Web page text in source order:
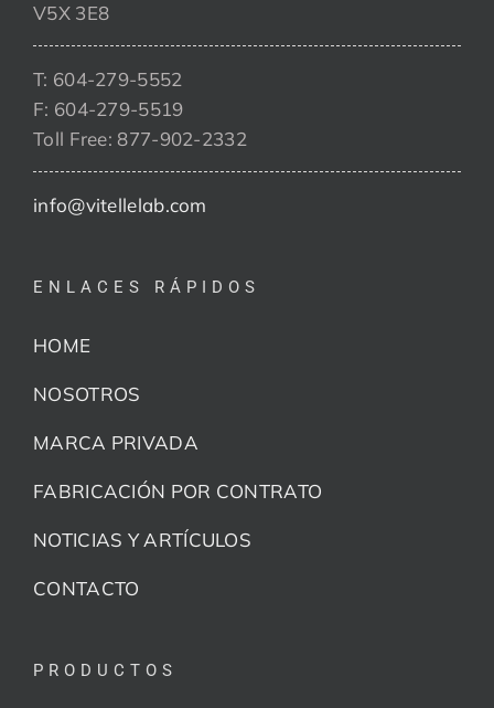
V5X 3E8
T: 604-279-5552
F: 604-279-5519
Toll Free: 877-902-2332
info@vitellelab.com
ENLACES RÁPIDOS
HOME
NOSOTROS
MARCA PRIVADA
FABRICACIÓN POR CONTRATO
NOTICIAS Y ARTÍCULOS
CONTACTO
PRODUCTOS